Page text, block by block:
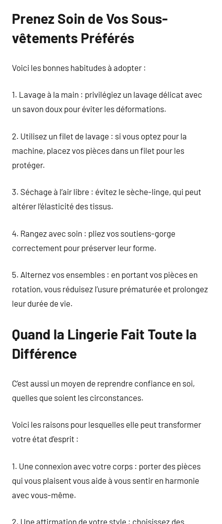
Prenez Soin de Vos Sous-
vêtements Préférés
Voici les bonnes habitudes à adopter :
1. Lavage à la main : privilégiez un lavage délicat avec
un savon doux pour éviter les déformations.
2. Utilisez un filet de lavage : si vous optez pour la
machine, placez vos pièces dans un filet pour les
protéger.
3. Séchage à l’air libre : évitez le sèche-linge, qui peut
altérer l’élasticité des tissus.
4. Rangez avec soin : pliez vos soutiens-gorge
correctement pour préserver leur forme.
5. Alternez vos ensembles : en portant vos pièces en
rotation, vous réduisez l’usure prématurée et prolongez
leur durée de vie.
Quand la Lingerie Fait Toute la
Différence
C’est aussi un moyen de reprendre confiance en soi,
quelles que soient les circonstances.
Voici les raisons pour lesquelles elle peut transformer
votre état d’esprit :
1. Une connexion avec votre corps : porter des pièces
qui vous plaisent vous aide à vous sentir en harmonie
avec vous-même.
2. Une affirmation de votre style : choisissez des